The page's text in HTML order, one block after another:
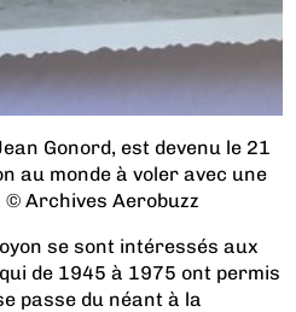
Gonord, est devenu le 21
au monde à voler avec une
Archives Aerobuzz
se sont intéressés aux
de 1945 à 1975 ont permis
passe du néant à la